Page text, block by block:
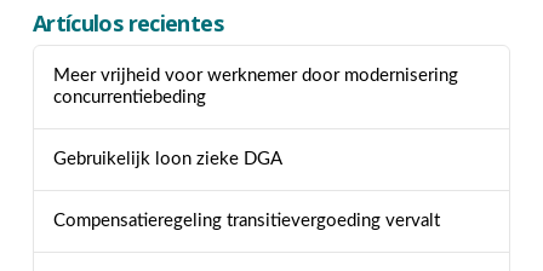
Artículos recientes
Meer vrijheid voor werknemer door modernisering
concurrentiebeding
Gebruikelijk loon zieke DGA
Compensatieregeling transitievergoeding vervalt